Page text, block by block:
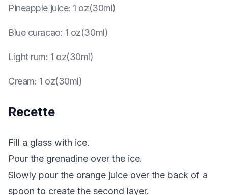
Pineapple juice: 1 oz(30ml)
Blue curacao: 1 oz(30ml)
Light rum: 1 oz(30ml)
Cream: 1 oz(30ml)
Recette
Fill a glass with ice.
Pour the grenadine over the ice.
Slowly pour the orange juice over the back of a
spoon to create the second layer.